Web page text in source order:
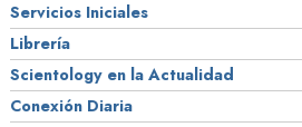
Servicios Iniciales
Librería
Scientology en la Actualidad
Conexión Diaria